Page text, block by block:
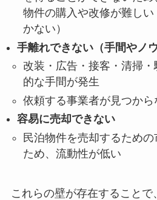
物件の購入や改修が難し
かない）
手離れできない（手間やノ
改装・広告・接客・清掃
的な手間が発生
依頼する事業者が見つから
容易に売却できない
民泊物件を売却するため
ため、流動性が低い
これらの壁が存在することで